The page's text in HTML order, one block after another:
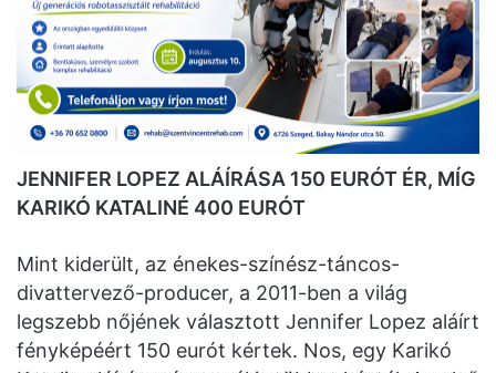
JENNIFER LOPEZ ALÁÍRÁSA 150 EURÓT ÉR, MÍG
KARIKÓ KATALINÉ 400 EURÓT
Mint kiderült, az énekes-színész-táncos-
divattervező-producer, a 2011-ben a világ
legszebb nőjének választott Jennifer Lopez aláírt
fényképéért 150 eurót kértek. Nos, egy Karikó